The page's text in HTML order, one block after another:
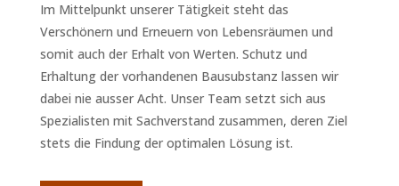
Im Mittelpunkt unserer Tätigkeit steht das
Verschönern und Erneuern von Lebensräumen und
somit auch der Erhalt von Werten. Schutz und
Erhaltung der vorhandenen Bausubstanz lassen wir
dabei nie ausser Acht. Unser Team setzt sich aus
Spezialisten mit Sachverstand zusammen, deren Ziel
stets die Findung der optimalen Lösung ist.